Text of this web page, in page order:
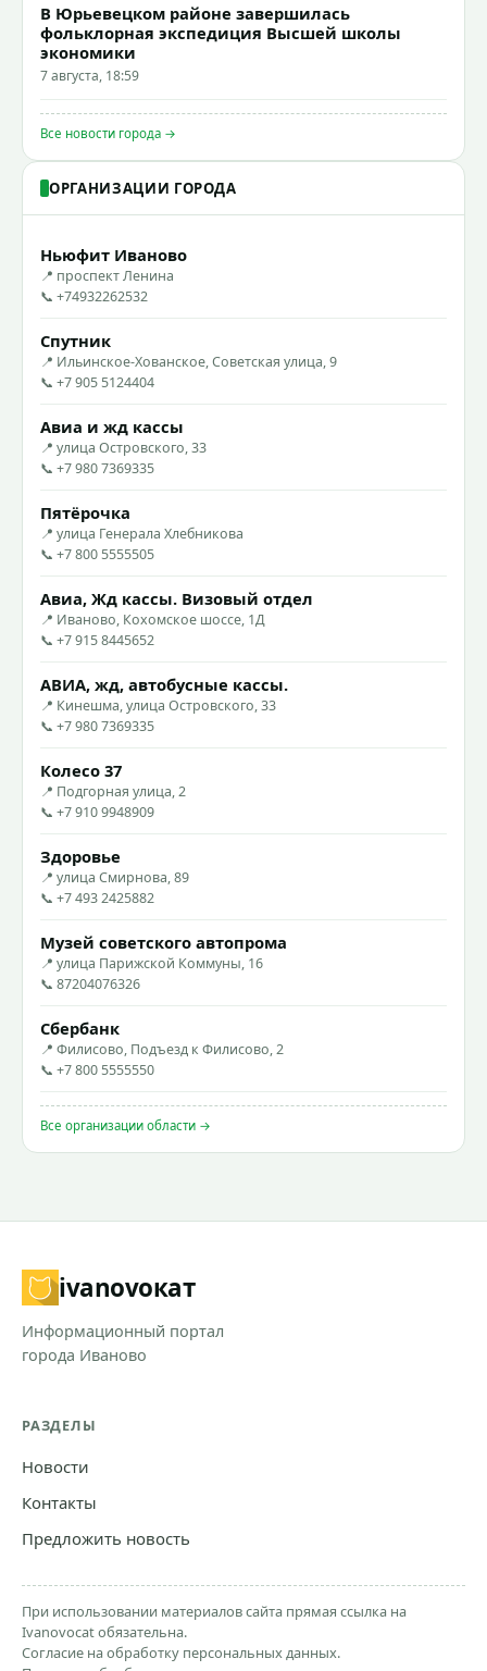
В Юрьевецком районе завершилась
фольклорная экспедиция Высшей школы
экономики
7 августа, 18:59
Все новости города →
ОРГАНИЗАЦИИ ГОРОДА
Ньюфит Иваново
📍 проспект Ленина
📞 +74932262532
Спутник
📍 Ильинское-Хованское, Советская улица, 9
📞 +7 905 5124404
Авиа и жд кассы
📍 улица Островского, 33
📞 +7 980 7369335
Пятёрочка
📍 улица Генерала Хлебникова
📞 +7 800 5555505
Авиа, Жд кассы. Визовый отдел
📍 Иваново, Кохомское шоссе, 1Д
📞 +7 915 8445652
АВИА, жд, автобусные кассы.
📍 Кинешма, улица Островского, 33
📞 +7 980 7369335
Колесо 37
📍 Подгорная улица, 2
📞 +7 910 9948909
Здоровье
📍 улица Смирнова, 89
📞 +7 493 2425882
Музей советского автопрома
📍 улица Парижской Коммуны, 16
📞 87204076326
Сбербанк
📍 Филисово, Подъезд к Филисово, 2
📞 +7 800 5555550
Все организации области →
ivanovoкат
Информационный портал
города Иваново
РАЗДЕЛЫ
Новости
Контакты
Предложить новость
При использовании материалов сайта прямая ссылка на
Ivanovocat обязательна.
Согласие на обработку персональных данных.